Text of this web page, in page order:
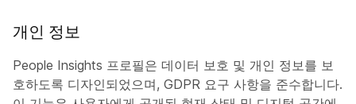
개인 정보
People Insights 프로필은 데이터 보호 및 개인 정보를 보
호하도록 디자인되었으며, GDPR 요구 사항을 준수합니다.